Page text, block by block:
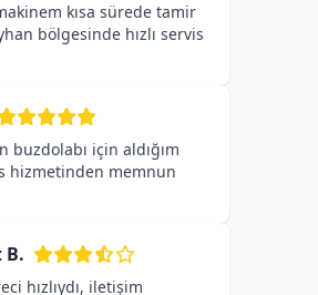
kısa sürede tamir
bölgesinde hızlı servis
buzdolabı için aldığım
hizmetinden memnun
B.
hızlıydı, iletişim